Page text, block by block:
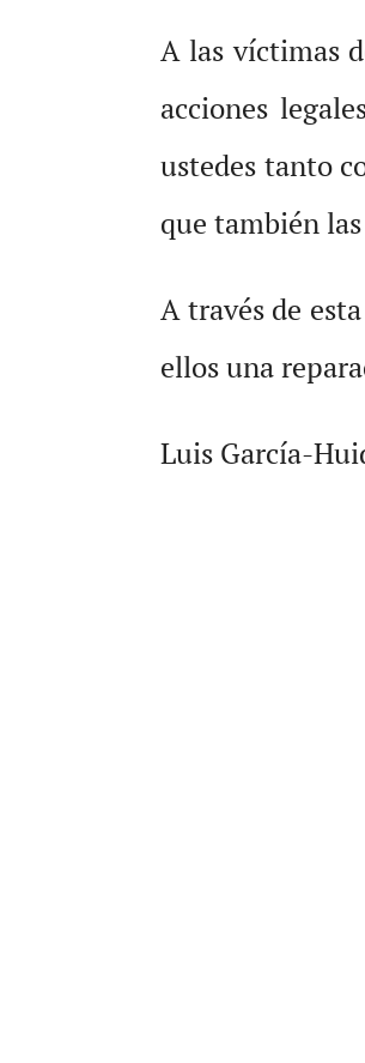
A las víctimas
acciones
ustedes tanto
que también
A través de
ellos una
Luis García-